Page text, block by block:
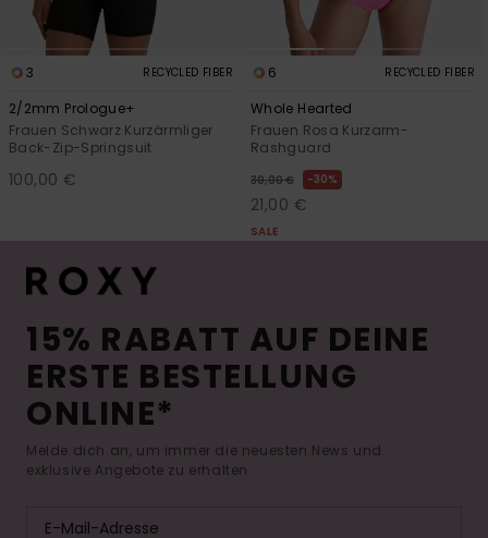
3 RECYCLED FIBER
2/2mm Prologue+
Frauen Schwarz Kurzärmliger
Back-Zip-Springsuit
100,00 €
6 RECYCLED FIBER
Whole Hearted
Frauen Rosa Kurzarm-
Rashguard
30,00 € 30%
21,00 €
SALE
15% RABATT AUF DEINE
ERSTE BESTELLUNG
ONLINE*
Melde dich an, um immer die neuesten News und
exklusive Angebote zu erhalten.